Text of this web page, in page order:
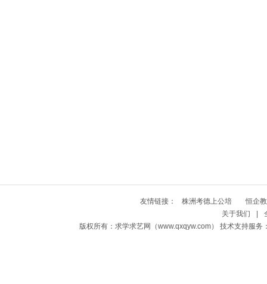
友情链接： 株洲考德上公培
恒企
关于我们
版权所有：求学求艺网（www.qxqyw.com） 技术支持服